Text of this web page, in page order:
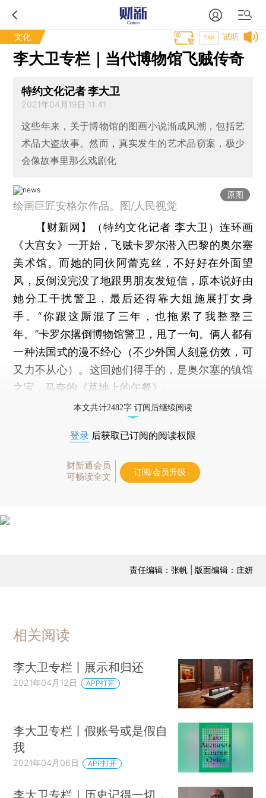
文化 试听
T中
李大卫专栏｜当代博物馆飞贼传奇
特约文化记者 李大卫
2021年04月19日 11:41
这些年来，关于博物馆的图画小说渐成风潮，包括艺
术品大盗故事。然而，真实发生的艺术品窃案，极少
会像故事里那么戏剧化
原图
绘画巨匠安格尔作品。图/人民视觉
【财新网】（特约文化记者 李大卫） 连环画
《大宫女》一开始，飞贼卡罗尔潜入巴黎的奥尔塞
美术馆。而她的同伙阿蕾克丝，不好好在外面望
风，反倒没完没了地跟男朋友发短信，原本说好由
她分工干扰警卫，最后还得靠大姐施展打女身
手。“你跟这厮混了三年，也拖累了我整整三
年。”卡罗尔撂倒博物馆警卫，甩了一句。俩人都有
一种法国式的漫不经心（不少外国人刻意仿效，可
又力不从心）。这回她们得手的，是奥尔塞的镇馆
之宝，马奈的《草地上的午餐》。
本文共计2482字 订阅后继续阅读
登录 后获取已订阅的阅读权限
财新通会员
可畅读全文
订阅/会员升级
责任编辑：张帆 | 版面编辑：庄妍
相关阅读
李大卫专栏丨展示和归还
2021年04月12日 APP打开
李大卫专栏丨假账号或是假自
我
2021年04月06日 APP打开
李大卫专栏｜历史记得一切，